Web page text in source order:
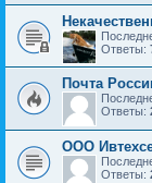
Ответы:
Почта
Ответы:
ООО
Ответы: